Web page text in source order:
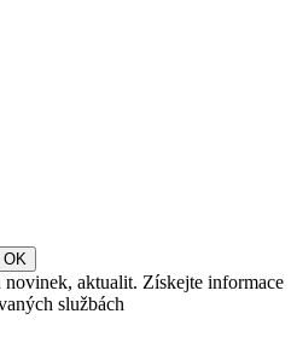
aktualit. Získejte informace
službách